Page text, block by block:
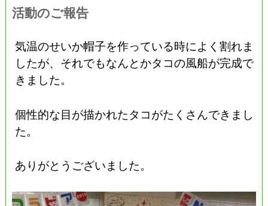
活動のご報告
気温のせいか帽子を作っている時によく割れま
したが、それでもなんとかタコの風船が完成で
きました。
個性的な目が描かれたタコがたくさんできまし
た。
ありがとうございました。